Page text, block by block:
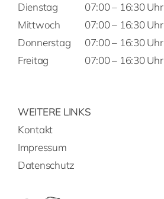
Dienstag
Mittwoch
Donnerstag
Freitag
07:00 – 16:30 Uhr
07:00 – 16:30 Uhr
07:00 – 16:30 Uhr
07:00 – 16:30 Uhr
WEITERE LINKS
Kontakt
Impressum
Datenschutz